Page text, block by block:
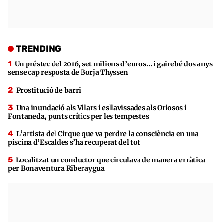
TRENDING
Un préstec del 2016, set milions d’euros… i gairebé dos anys
sense cap resposta de Borja Thyssen
Prostitució de barri
Una inundació als Vilars i esllavissades als Oriosos i
Fontaneda, punts crítics per les tempestes
L’artista del Cirque que va perdre la consciència en una
piscina d’Escaldes s’ha recuperat del tot
Localitzat un conductor que circulava de manera erràtica
per Bonaventura Riberaygua